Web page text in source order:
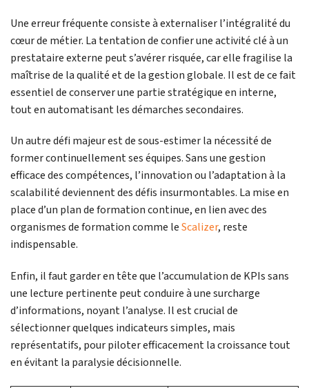
Une erreur fréquente consiste à externaliser l’intégralité du
cœur de métier. La tentation de confier une activité clé à un
prestataire externe peut s’avérer risquée, car elle fragilise la
maîtrise de la qualité et de la gestion globale. Il est de ce fait
essentiel de conserver une partie stratégique en interne,
tout en automatisant les démarches secondaires.
Un autre défi majeur est de sous-estimer la nécessité de
former continuellement ses équipes. Sans une gestion
efficace des compétences, l’innovation ou l’adaptation à la
scalabilité deviennent des défis insurmontables. La mise en
place d’un plan de formation continue, en lien avec des
organismes de formation comme leScalizer, reste
indispensable.
Enfin, il faut garder en tête que l’accumulation de KPIs sans
une lecture pertinente peut conduire à une surcharge
d’informations, noyant l’analyse. Il est crucial de
sélectionner quelques indicateurs simples, mais
représentatifs, pour piloter efficacement la croissance tout
en évitant la paralysie décisionnelle.